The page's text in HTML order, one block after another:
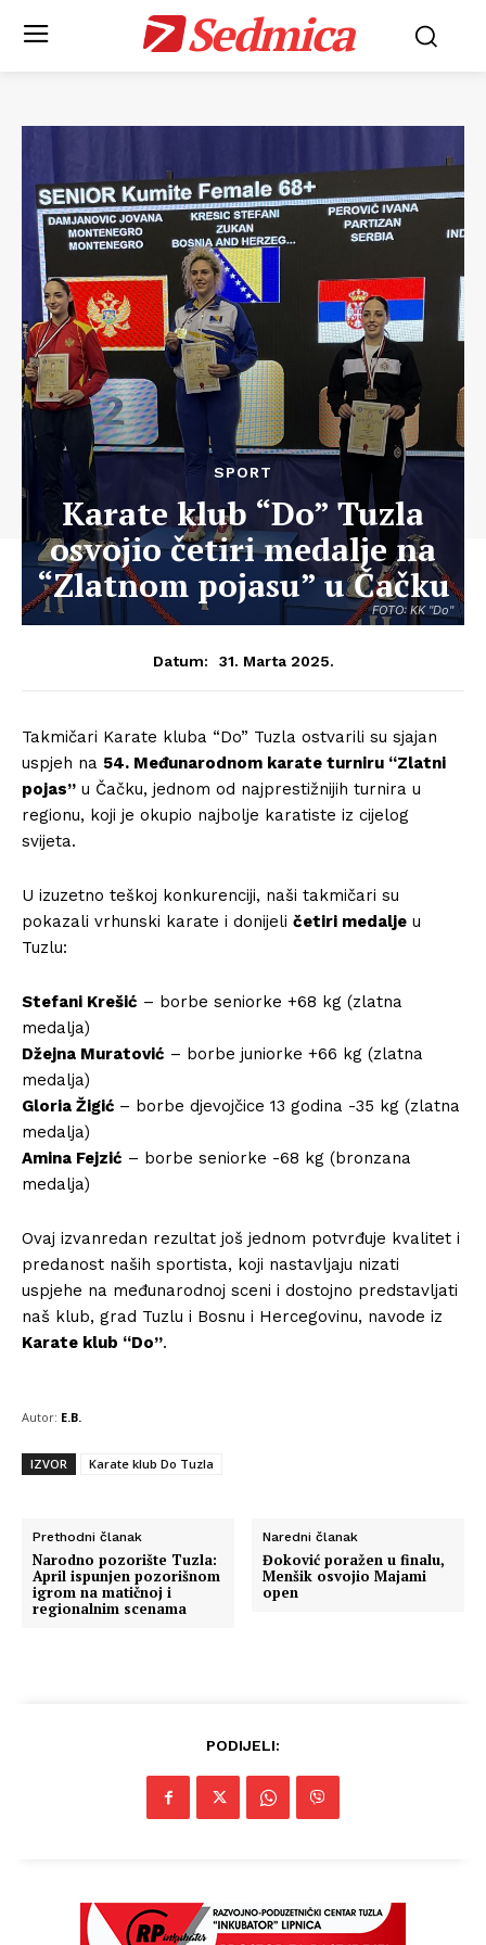
Sedmica
FOTO: KK "Do"
SPORT
Karate klub “Do” Tuzla
osvojio četiri medalje na
“Zlatnom pojasu” u Čačku
Datum: 31. Marta 2025.
Takmičari Karate kluba “Do” Tuzla ostvarili su sjajan
uspjeh na 54. Međunarodnom karate turniru “Zlatni
pojas” u Čačku, jednom od najprestižnijih turnira u
regionu, koji je okupio najbolje karatiste iz cijelog
svijeta.
U izuzetno teškoj konkurenciji, naši takmičari su
pokazali vrhunski karate i donijeli četiri medalje u
Tuzlu:
Stefani Krešić – borbe seniorke +68 kg (zlatna
medalja)
Džejna Muratović – borbe juniorke +66 kg (zlatna
medalja)
Gloria Žigić – borbe djevojčice 13 godina -35 kg (zlatna
medalja)
Amina Fejzić – borbe seniorke -68 kg (bronzana
medalja)
Ovaj izvanredan rezultat još jednom potvrđuje kvalitet i
predanost naših sportista, koji nastavljaju nizati
uspjehe na međunarodnoj sceni i dostojno predstavljati
naš klub, grad Tuzlu i Bosnu i Hercegovinu, navode iz
Karate klub “Do”.
Autor: E.B.
IZVOR Karate klub Do Tuzla
Prethodni članak
Narodno pozorište Tuzla:
April ispunjen pozorišnom
igrom na matičnoj i
regionalnim scenama
Naredni članak
Đoković poražen u finalu,
Menšik osvojio Majami
open
PODIJELI: